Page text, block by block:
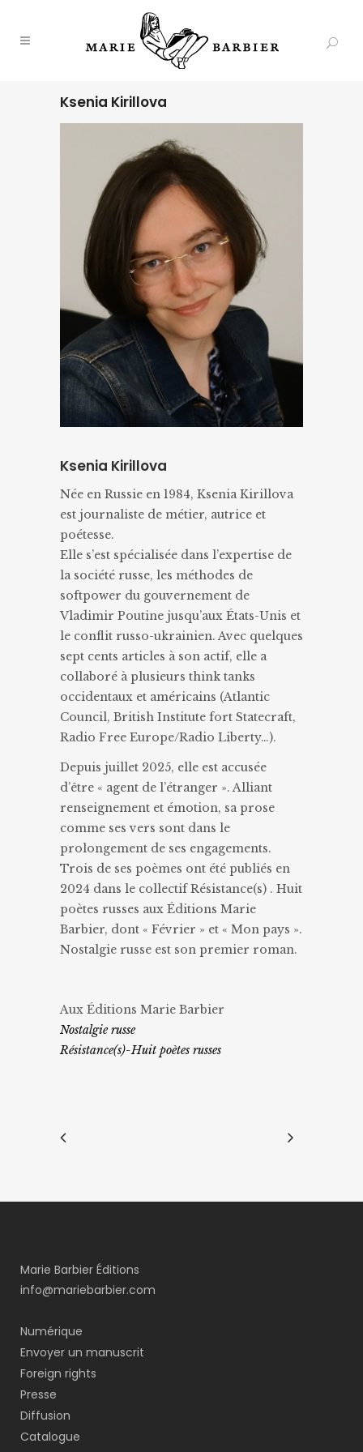
Ksenia Kirillova
Ksenia Kirillova
Née en Russie en 1984, Ksenia Kirillova
est journaliste de métier, autrice et
poétesse.
Elle s’est spécialisée dans l’expertise de
la société russe, les méthodes de
softpower du gouvernement de
Vladimir Poutine jusqu’aux États-Unis et
le conflit russo-ukrainien. Avec quelques
sept cents articles à son actif, elle a
collaboré à plusieurs think tanks
occidentaux et américains (Atlantic
Council, British Institute fort Statecraft,
Radio Free Europe/Radio Liberty…).
Depuis juillet 2025, elle est accusée
d’être « agent de l’étranger ». Alliant
renseignement et émotion, sa prose
comme ses vers sont dans le
prolongement de ses engagements.
Trois de ses poèmes ont été publiés en
2024 dans le collectif Résistance(s) . Huit
poètes russes aux Éditions Marie
Barbier, dont « Février » et « Mon pays ».
Nostalgie russe est son premier roman.
Aux Éditions Marie Barbier
Nostalgie russe
Résistance(s)-Huit poètes russes
Marie Barbier Éditions
info@mariebarbier.com
Numérique
Envoyer un manuscrit
Foreign rights
Presse
Diffusion
Catalogue